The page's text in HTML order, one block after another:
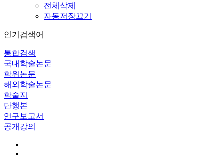
전체삭제
자동저장끄기
인기검색어
통합검색
국내학술논문
학위논문
해외학술논문
학술지
단행본
연구보고서
공개강의